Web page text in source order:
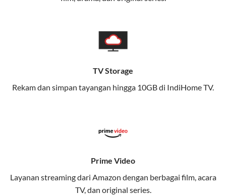
memungkinkan Anda menikmati internet cepat baik
Dengan Telkomsel One, Anda tidak terikat pada satu
teknologi jaringan tertentu, sehingga bisa menikmati
fleksibilitas dan kenyamanan maksimal.
Keunggulan Telkomsel One
streaming, gaming, dan bekerja dari rumah.
Memudahkan Anda dalam mengelola jaringan dan
meningkatkan keamanan.
TV Storage
Rekam dan simpan tayangan hingga 10GB di IndiHome TV.
Prime Video
Layanan streaming dari Amazon dengan berbagai film, acara
TV, dan original series.